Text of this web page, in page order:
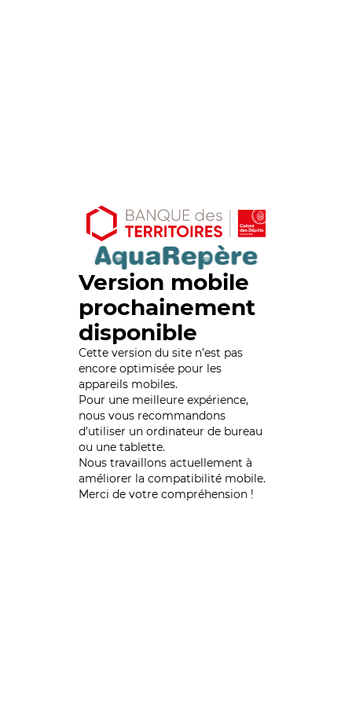
Version mobile
prochainement
disponible
Cette version du site n’est pas
encore optimisée pour les
appareils mobiles.
Pour une meilleure expérience,
nous vous recommandons
d'utiliser un ordinateur de bureau
ou une tablette.
Nous travaillons actuellement à
améliorer la compatibilité mobile.
Merci de votre compréhension !